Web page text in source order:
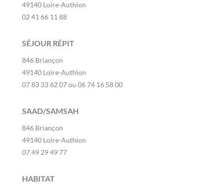
49140 Loire-Authion
02 41 66 11 88
SÉJOUR RÉPIT
846 Briançon
49140 Loire-Authion
07 83 33 62 07 ou 06 74 16 58 00
SAAD/SAMSAH
846 Briançon
49140 Loire-Authion
07 49 29 49 77
HABITAT